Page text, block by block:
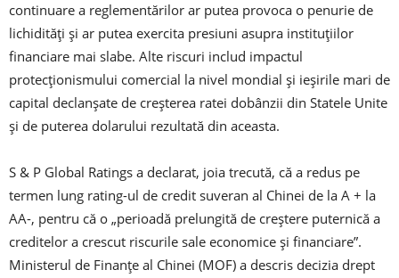
continuare a reglementărilor ar putea provoca o penurie de
lichidități și ar putea exercita presiuni asupra instituțiilor
financiare mai slabe. Alte riscuri includ impactul
protecționismului comercial la nivel mondial și ieșirile mari de
capital declanșate de creșterea ratei dobânzii din Statele Unite
și de puterea dolarului rezultată din aceasta.
S & P Global Ratings a declarat, joia trecută, că a redus pe
termen lung rating-ul de credit suveran al Chinei de la A + la
AA-, pentru că o „perioadă prelungită de creștere puternică a
creditelor a crescut riscurile sale economice și financiare”.
Ministerul de Finanțe al Chinei (MOF) a descris decizia drept